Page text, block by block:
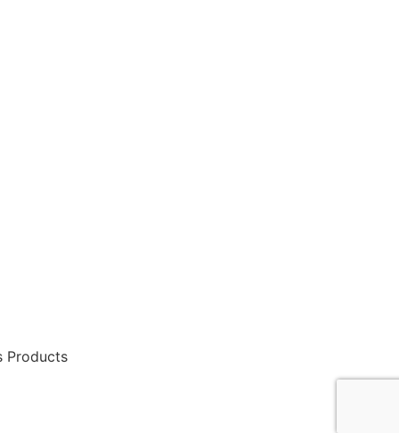
Products